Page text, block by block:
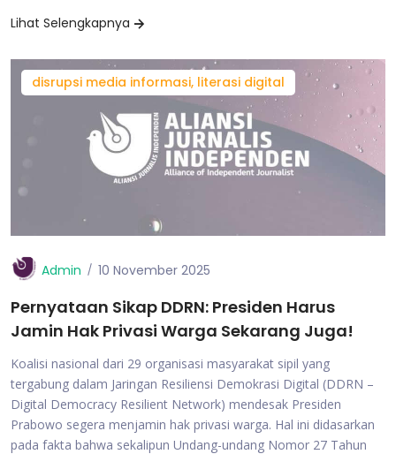
Lihat Selengkapnya
disrupsi media informasi, literasi digital
Admin 10 November 2025
Pernyataan Sikap DDRN: Presiden Harus
Jamin Hak Privasi Warga Sekarang Juga!
Koalisi nasional dari 29 organisasi masyarakat sipil yang
tergabung dalam Jaringan Resiliensi Demokrasi Digital (DDRN –
Digital Democracy Resilient Network) mendesak Presiden
Prabowo segera menjamin hak privasi warga. Hal ini didasarkan
pada fakta bahwa sekalipun Undang-undang Nomor 27 Tahun